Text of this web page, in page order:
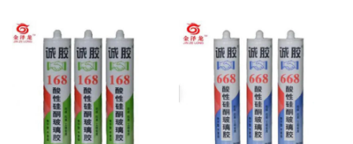
transport, fokusert på
silikon